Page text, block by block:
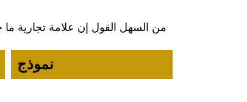
من السهل القول إن علامة تجارية
نموذج